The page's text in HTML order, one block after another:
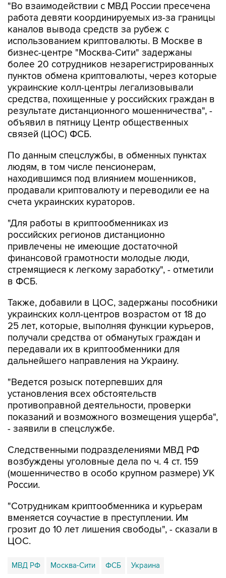
"Во взаимодействии с МВД России пресечена
работа девяти координируемых из-за границы
каналов вывода средств за рубеж с
использованием криптовалюты. В Москве в
бизнес-центре "Москва-Сити" задержаны
более 20 сотрудников незарегистрированных
пунктов обмена криптовалюты, через которые
украинские колл-центры легализовывали
средства, похищенные у российских граждан в
результате дистанционного мошенничества", -
объявил в пятницу Центр общественных
связей (ЦОС) ФСБ.
По данным спецслужбы, в обменных пунктах
людям, в том числе пенсионерам,
находившимся под влиянием мошенников,
продавали криптовалюту и переводили ее на
счета украинских кураторов.
"Для работы в криптообменниках из
российских регионов дистанционно
привлечены не имеющие достаточной
финансовой грамотности молодые люди,
стремящиеся к легкому заработку", - отметили
в ФСБ.
Также, добавили в ЦОС, задержаны пособники
украинских колл-центров возрастом от 18 до
25 лет, которые, выполняя функции курьеров,
получали средства от обманутых граждан и
передавали их в криптообменники для
дальнейшего направления на Украину.
"Ведется розыск потерпевших для
установления всех обстоятельств
противоправной деятельности, проверки
показаний и возможного возмещения ущерба",
- заявили в спецслужбе.
Следственными подразделениями МВД РФ
возбуждены уголовные дела по ч. 4 ст. 159
(мошенничество в особо крупном размере) УК
России.
"Сотрудникам криптообменника и курьерам
вменяется соучастие в преступлении. Им
грозит до 10 лет лишения свободы", - сказали в
ЦОС.
МВД РФ Москва-Сити ФСБ Украина